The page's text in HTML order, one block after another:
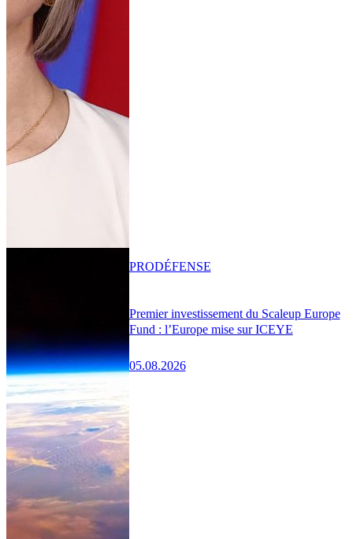
Premier investissement du Scaleup Europe
Fund : l’Europe mise sur ICEYE
05.08.2026
PRODÉFENSE